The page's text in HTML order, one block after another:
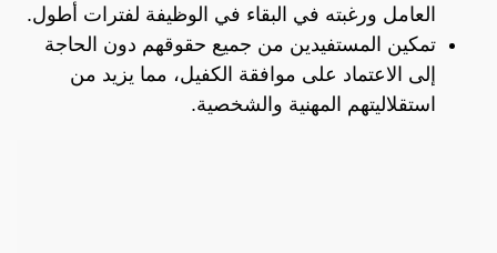
العامل ورغبته في البقاء في الوظيفة لفترات أطول.
تمكين المستفيدين من جميع حقوقهم دون الحاجة
إلى الاعتماد على موافقة الكفيل، مما يزيد من
استقلاليتهم المهنية والشخصية.